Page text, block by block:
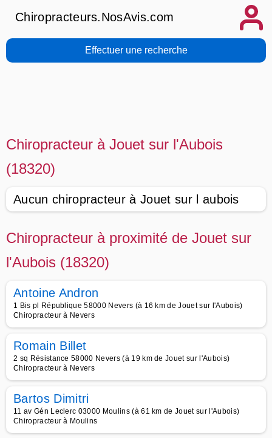
Chiropracteurs.NosAvis.com
Effectuer une recherche
Chiropracteur à Jouet sur l'Aubois
(18320)
Aucun chiropracteur à Jouet sur l aubois
Chiropracteur à proximité de Jouet sur
l'Aubois (18320)
Antoine Andron
1 Bis pl République 58000 Nevers (à 16 km de Jouet sur l'Aubois)
Chiropracteur à Nevers
Romain Billet
2 sq Résistance 58000 Nevers (à 19 km de Jouet sur l'Aubois)
Chiropracteur à Nevers
Bartos Dimitri
11 av Gén Leclerc 03000 Moulins (à 61 km de Jouet sur l'Aubois)
Chiropracteur à Moulins